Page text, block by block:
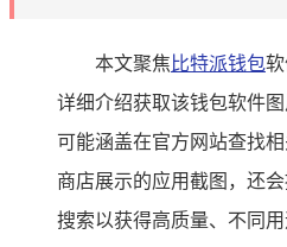
本文聚焦 比特派钱包
详细介绍获取该钱包软件图
可能涵盖在官方网站查找
商店展示的应用截图，还
搜索以获得高质量、不同